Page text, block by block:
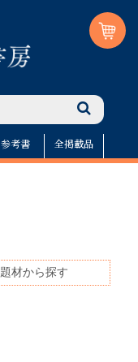
参考書 全掲載品
題材から探す